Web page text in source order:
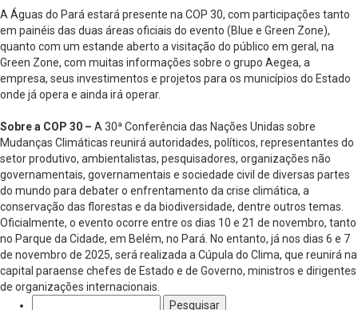
A Águas do Pará estará presente na COP 30, com participações tanto
em painéis das duas áreas oficiais do evento (Blue e Green Zone),
quanto com um estande aberto a visitação do público em geral, na
Green Zone, com muitas informações sobre o grupo Aegea, a
empresa, seus investimentos e projetos para os municípios do Estado
onde já opera e ainda irá operar.
Sobre a COP 30 – A 30ª Conferência das Nações Unidas sobre
Mudanças Climáticas reunirá autoridades, políticos, representantes do
setor produtivo, ambientalistas, pesquisadores, organizações não
governamentais, governamentais e sociedade civil de diversas partes
do mundo para debater o enfrentamento da crise climática, a
conservação das florestas e da biodiversidade, dentre outros temas.
Oficialmente, o evento ocorre entre os dias 10 e 21 de novembro, tanto
no Parque da Cidade, em Belém, no Pará. No entanto, já nos dias 6 e 7
de novembro de 2025, será realizada a Cúpula do Clima, que reunirá na
capital paraense chefes de Estado e de Governo, ministros e dirigentes
de organizações internacionais.